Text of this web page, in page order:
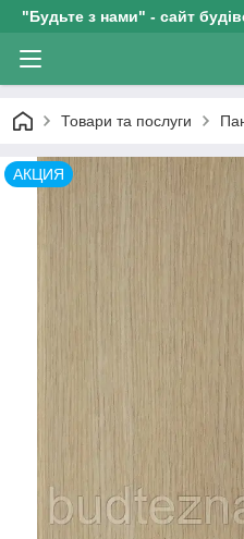
"Будьте з нами" - сайт
Товари та послуги
АКЦИЯ